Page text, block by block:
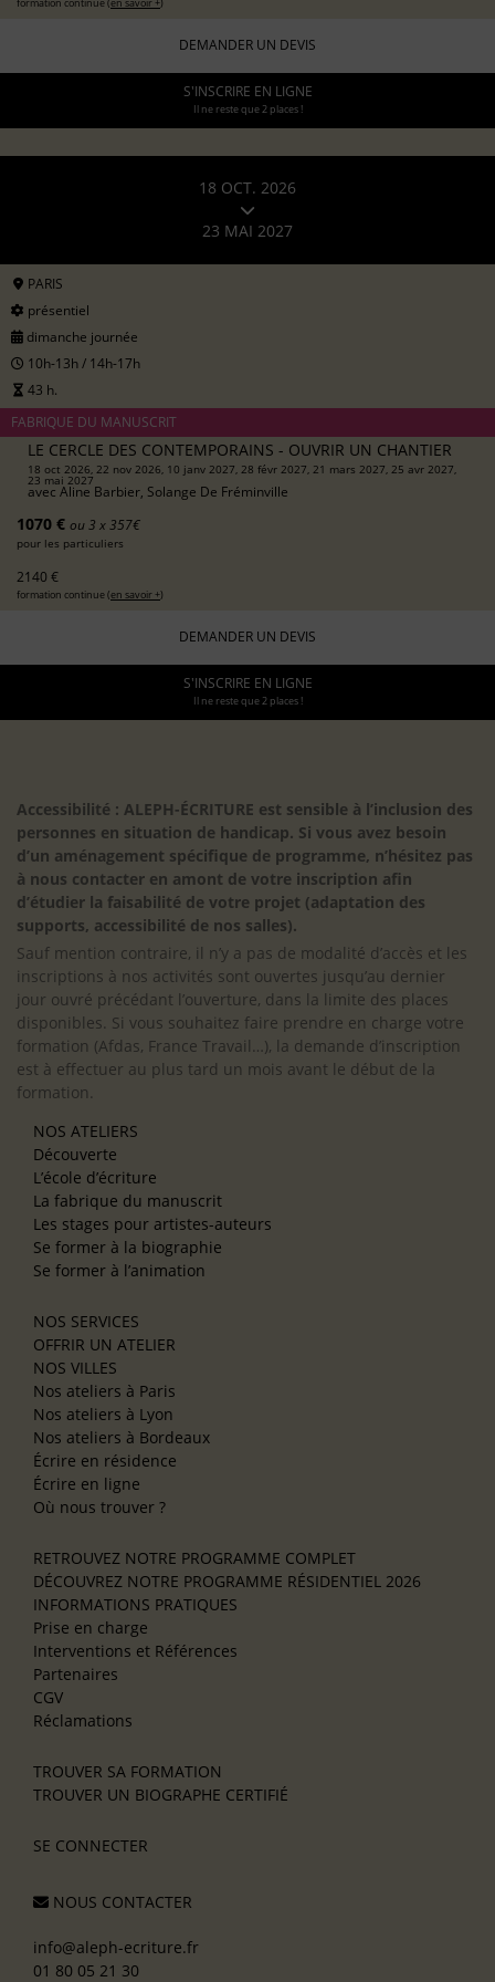
DEMANDER UN DEVIS
S'INSCRIRE EN LIGNE
Il ne reste que 2 places !
18 OCT. 2026
23 MAI 2027
PARIS
présentiel
dimanche journée
10h-13h / 14h-17h
43 h.
FABRIQUE DU MANUSCRIT
LE CERCLE DES CONTEMPORAINS - OUVRIR UN CHANTIER
18 oct 2026, 22 nov 2026, 10 janv 2027, 28 févr 2027, 21 mars 2027, 25 avr 2027,
23 mai 2027
avec Aline Barbier, Solange De Fréminville
1070 € ou 3 x 357€
pour les particuliers
2140 €
formation continue (en savoir +)
DEMANDER UN DEVIS
S'INSCRIRE EN LIGNE
Il ne reste que 2 places !
Accessibilité : ALEPH-ÉCRITURE est sensible à l’inclusion des
personnes en situation de handicap. Si vous avez besoin
d’un aménagement spécifique de programme, n’hésitez pas
à nous contacter en amont de votre inscription afin
d’étudier la faisabilité de votre projet (adaptation des
supports, accessibilité de nos salles).
Sauf mention contraire, il n’y a pas de modalité d’accès et les
inscriptions à nos activités sont ouvertes jusqu’au dernier
jour ouvré précédant l’ouverture, dans la limite des places
disponibles. Si vous souhaitez faire prendre en charge votre
formation (Afdas, France Travail…), la demande d’inscription
est à effectuer au plus tard un mois avant le début de la
formation.
NOS ATELIERS
Découverte
L’école d’écriture
La fabrique du manuscrit
Les stages pour artistes-auteurs
Se former à la biographie
Se former à l’animation
NOS SERVICES
OFFRIR UN ATELIER
NOS VILLES
Nos ateliers à Paris
Nos ateliers à Lyon
Nos ateliers à Bordeaux
Écrire en résidence
Écrire en ligne
Où nous trouver ?
RETROUVEZ NOTRE PROGRAMME COMPLET
DÉCOUVREZ NOTRE PROGRAMME RÉSIDENTIEL 2026
INFORMATIONS PRATIQUES
Prise en charge
Interventions et Références
Partenaires
CGV
Réclamations
TROUVER SA FORMATION
TROUVER UN BIOGRAPHE CERTIFIÉ
SE CONNECTER
NOUS CONTACTER
info@aleph-ecriture.fr
01 80 05 21 30